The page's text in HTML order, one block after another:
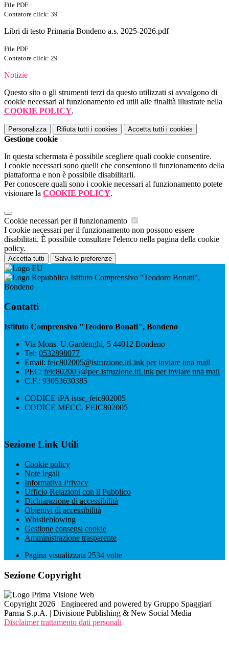
File PDF
Contatore click: 39
Libri di testo Primaria Bondeno a.s. 2025-2026.pdf
File PDF
Contatore click: 29
Notizie
Questo sito o gli strumenti terzi da questo utilizzati si avvalgono di
cookie necessari al funzionamento ed utili alle finalità illustrate nella
COOKIE POLICY.
Personalizza Rifiuta tutti i cookies Accetta tutti i cookies
Gestione cookie
In questa schermata è possibile scegliere quali cookie consentire.
I cookie necessari sono quelli che consentono il funzionamento della
piattaforma e non è possibile disabilitarli.
Per conoscere quali sono i cookie necessari al funzionamento potete
visionare la COOKIE POLICY.
Cookie necessari per il funzionamento
I cookie necessari per il funzionamento non possono essere
disabilitati. È possibile consultare l'elenco nella pagina della cookie
policy.
Accetta tutti Salva le preferenze
Istituto Comprensivo "Teodoro Bonati",
Bondeno
Contatti
Istituto Comprensivo "Teodoro Bonati", Bondeno
Via Mons. U.Gardenghi, 5 44012 Bondeno
Tel: 0532898077
Email: feic802005@istruzione.itLink per inviare una mail
PEC: feic802005@pec.istruzione.itLink per inviare una mail
C.F.: 93053630385
CODICE iPA istsc_feic802005
CODICE MECC. FEIC802005
Sezione Link Utili
Cookie policy
Note legali
Informativa Privacy
Ufficio Relazioni con il Pubblico
Dichiarazione di accessibilità
Obiettivi di accessibilità
Whistleblowing
Gestione consensi cookie
Amministrazione trasparente
Pagina visualizzata 2534 volte
Sezione Copyright
Copyright 2026 | Engineered and powered by Gruppo Spaggiari
Parma S.p.A. | Divisione Publishing & New Social Media
Disclaimer trattamento dati personali